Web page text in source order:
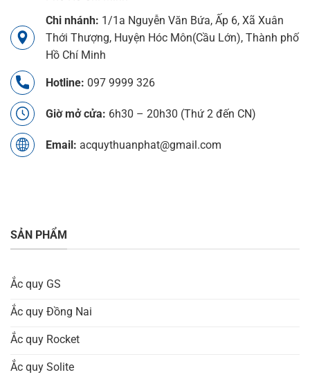
Chi nhánh: 1/1a Nguyễn Văn Bứa, Ấp 6, Xã Xuân
Thới Thượng, Huyện Hóc Môn(Cầu Lớn), Thành phố
Hồ Chí Minh
Hotline: 097 9999 326
Giờ mở cửa: 6h30 – 20h30 (Thứ 2 đến CN)
Email: acquythuanphat@gmail.com
SẢN PHẨM
Ắc quy GS
Ắc quy Đồng Nai
Ắc quy Rocket
Ắc quy Solite